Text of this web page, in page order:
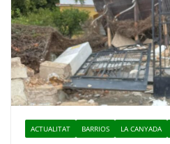
ACTUALITAT BARRIOS LA CANYADA